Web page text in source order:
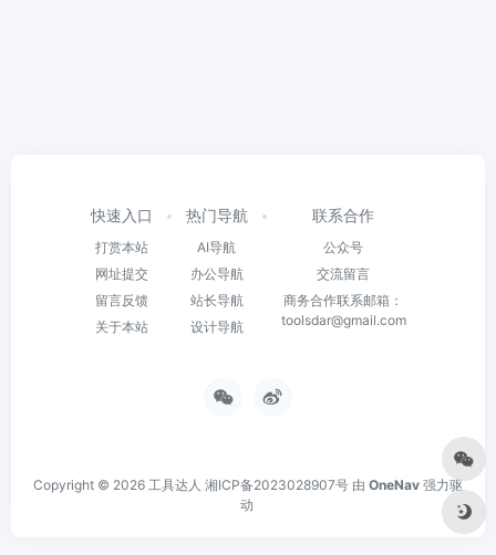
快速入口
打赏本站
网址提交
留言反馈
关于本站
热门导航
AI导航
办公导航
站长导航
设计导航
联系合作
公众号
交流留言
商务合作联系邮箱：
toolsdar@gmail.com
Copyright © 2026 工具达人 湘ICP备2023028907号 由 OneNav 强力驱
动